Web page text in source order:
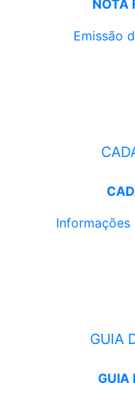
NOTA
Emissão
GUIA
GUIA